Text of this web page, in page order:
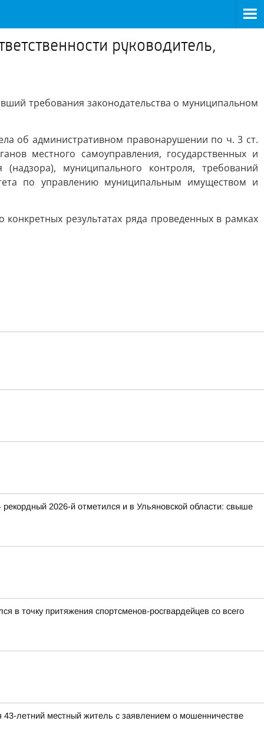
руководитель,
требования законодательства о муниципальном
об административном правонарушении по ч. 3 ст.
местного самоуправления, государственных и
муниципального контроля, требований
по управлению муниципальным имуществом и
результатах ряда проведенных в рамках
2026-й отметился и в Ульяновской области: свыше
в точку притяжения спортсменов-росгвардейцев со всего
летний местный житель с заявлением о мошенничестве